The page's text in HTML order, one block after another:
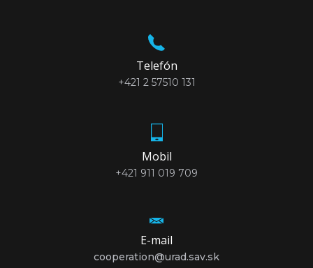
Telefón
+421 2 57510 131
Mobil
+421 911 019 709
E-mail
cooperation@urad.sav.sk